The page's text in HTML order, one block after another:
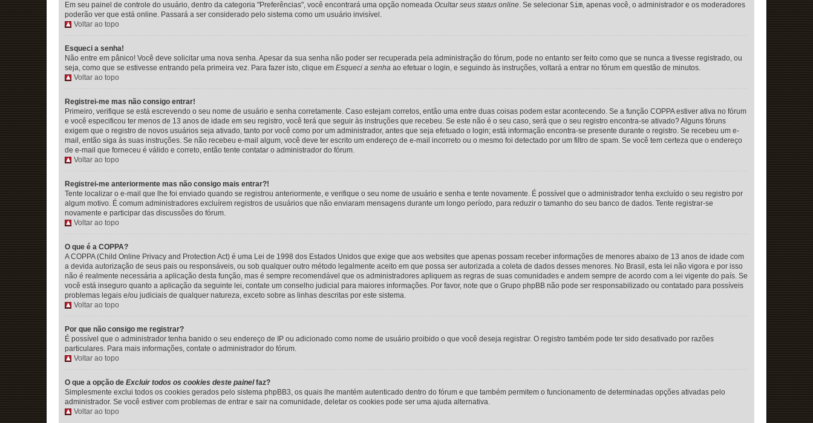
Em seu painel de controle do usuário, dentro da categoria "Preferências", você encontrará uma opção nomeada Ocultar seus status online. Se selecionar Sim, apenas você, o administrador e os moderadores
poderão ver que está online. Passará a ser considerado pelo sistema como um usuário invisível.
Voltar ao topo
Esqueci a senha!
Não entre em pânico! Você deve solicitar uma nova senha. Apesar da sua senha não poder ser recuperada pela administração do fórum, pode no entanto ser feito como que se nunca a tivesse registrado, ou
seja, como que se estivesse entrando pela primeira vez. Para fazer isto, clique em Esqueci a senha ao efetuar o login, e seguindo às instruções, voltará a entrar no fórum em questão de minutos.
Voltar ao topo
Registrei-me mas não consigo entrar!
Primeiro, verifique se está escrevendo o seu nome de usuário e senha corretamente. Caso estejam corretos, então uma entre duas coisas podem estar acontecendo. Se a função COPPA estiver ativa no fórum
e você especificou ter menos de 13 anos de idade em seu registro, você terá que seguir às instruções que recebeu. Se este não é o seu caso, será que o seu registro encontra-se ativado? Alguns fóruns
exigem que o registro de novos usuários seja ativado, tanto por você como por um administrador, antes que seja efetuado o login; está informação encontra-se presente durante o registro. Se recebeu um e-
mail, então siga às suas instruções. Se não recebeu e-mail algum, você deve ter escrito um endereço de e-mail incorreto ou o mesmo foi detectado por um filtro de spam. Se você tem certeza que o endereço
de e-mail que forneceu é válido e correto, então tente contatar o administrador do fórum.
Voltar ao topo
Registrei-me anteriormente mas não consigo mais entrar?!
Tente localizar o e-mail que lhe foi enviado quando se registrou anteriormente, e verifique o seu nome de usuário e senha e tente novamente. É possível que o administrador tenha excluído o seu registro por
algum motivo. É comum administradores excluírem registros de usuários que não enviaram mensagens durante um longo período, para reduzir o tamanho do seu banco de dados. Tente registrar-se
novamente e participar das discussões do fórum.
Voltar ao topo
O que é a COPPA?
A COPPA (Child Online Privacy and Protection Act) é uma Lei de 1998 dos Estados Unidos que exige que aos websites que apenas possam receber informações de menores abaixo de 13 anos de idade com
a devida autorização de seus pais ou responsáveis, ou sob qualquer outro método legalmente aceito em que possa ser autorizada a coleta de dados desses menores. No Brasil, esta lei não vigora e por isso
não é realmente necessária a aplicação desta função, mas é sempre recomendável que os administradores apliquem as regras de suas comunidades e andem sempre de acordo com a lei vigente do país. Se
você está inseguro quanto a aplicação da seguinte lei, contate um conselho judicial para maiores informações. Por favor, note que o Grupo phpBB não pode ser responsabilizado ou contatado para possíveis
problemas legais e/ou judiciais de qualquer natureza, exceto sobre as linhas descritas por este sistema.
Voltar ao topo
Por que não consigo me registrar?
É possível que o administrador tenha banido o seu endereço de IP ou adicionado como nome de usuário proibido o que você deseja registrar. O registro também pode ter sido desativado por razões
particulares. Para mais informações, contate o administrador do fórum.
Voltar ao topo
O que a opção de Excluir todos os cookies deste painelfaz?
Simplesmente exclui todos os cookies gerados pelo sistema phpBB3, os quais lhe mantém autenticado dentro do fórum e que também permitem o funcionamento de determinadas opções ativadas pelo
administrador. Se você estiver com problemas de entrar e sair na comunidade, deletar os cookies pode ser uma ajuda alternativa.
Voltar ao topo